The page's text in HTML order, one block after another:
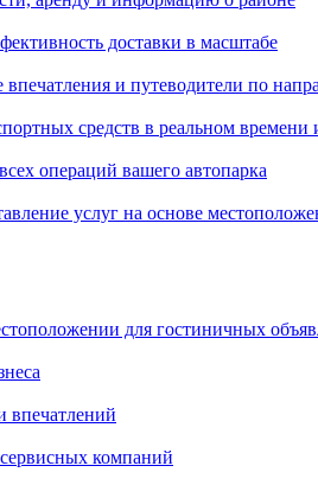
доставки в масштабе
и путеводители по
средств в реальном времени
операций вашего автопарка
услуг на основе
для гостиничных
впечатлений
сервисных компаний